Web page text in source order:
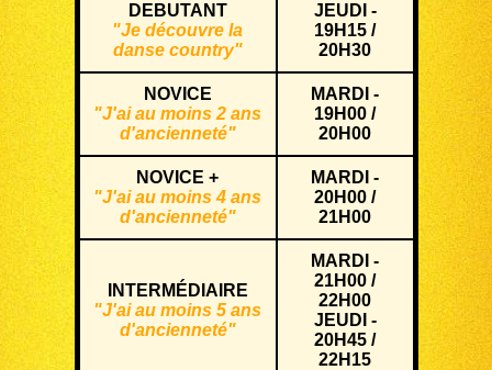
DEBUTANT
"Je découvre la
danse country"
JEUDI -
19H15 /
20H30
NOVICE
"J'ai au moins 2 ans
d'ancienneté"
MARDI -
19H00 /
20H00
NOVICE +
"J'ai au moins 4 ans
d'ancienneté"
MARDI -
20H00 /
21H00
INTERMÉDIAIRE
"J'ai au moins 5 ans
d'ancienneté"
MARDI -
21H00 /
22H00
JEUDI -
20H45 /
22H15